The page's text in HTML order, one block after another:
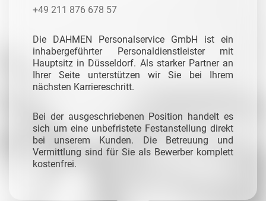
+49 211 876 678 57
Die DAHMEN Personalservice GmbH ist ein
inhabergeführter Personaldienstleister mit
Hauptsitz in Düsseldorf. Als starker Partner an
Ihrer Seite unterstützen wir Sie bei Ihrem
nächsten Karriereschritt.
Bei der ausgeschriebenen Position handelt es
sich um eine unbefristete Festanstellung direkt
bei unserem Kunden. Die Betreuung und
Vermittlung sind für Sie als Bewerber komplett
kostenfrei.